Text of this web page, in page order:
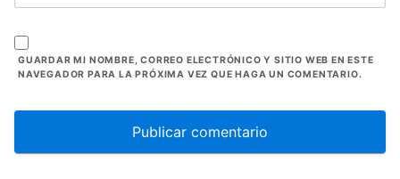
GUARDAR MI NOMBRE, CORREO ELECTRÓNICO Y SITIO WEB EN ESTE
NAVEGADOR PARA LA PRÓXIMA VEZ QUE HAGA UN COMENTARIO.